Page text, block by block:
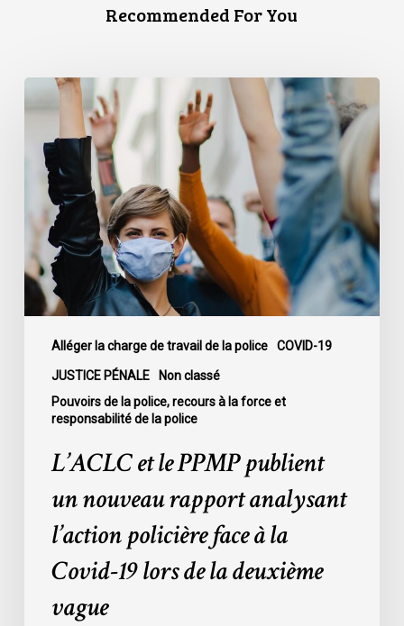
Recommended For You
Alléger la charge de travail de la police COVID-19
JUSTICE PÉNALE
Non classé
Pouvoirs de la police, recours à la force et
responsabilité de la police
L’ACLC
et
PPMP
publient
nouveau
rapport
analysant
l’action
policière
Covid-
deuxième
L’ACLC et le PPMP publient
un nouveau rapport analysant
l’action policière face à la
Covid-19 lors de la deuxième
vague